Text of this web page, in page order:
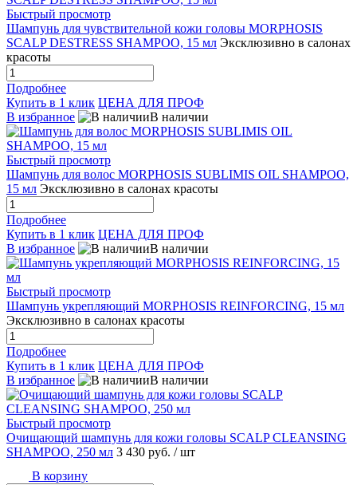
Быстрый просмотр
Шампунь для чувствительной кожи головы MORPHOSIS
SCALP DESTRESS SHAMPOO, 15 мл Эксклюзивно в салонах
красоты
Подробнее
Купить в 1 клик ЦЕНА ДЛЯ ПРОФ
В избранное
В наличии
Быстрый просмотр
Шампунь для волос MORPHOSIS SUBLIMIS OIL SHAMPOO,
15 мл Эксклюзивно в салонах красоты
Подробнее
Купить в 1 клик ЦЕНА ДЛЯ ПРОФ
В избранное
В наличии
Быстрый просмотр
Шампунь укрепляющий MORPHOSIS REINFORCING, 15 мл
Эксклюзивно в салонах красоты
Подробнее
Купить в 1 клик ЦЕНА ДЛЯ ПРОФ
В избранное
В наличии
Быстрый просмотр
Очищающий шампунь для кожи головы SCALP CLEANSING
SHAMPOO, 250 мл 3 430 руб. / шт
В корзину